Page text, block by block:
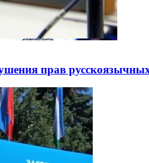
прав